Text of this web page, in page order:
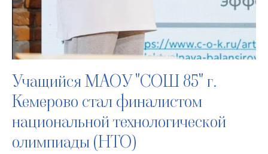
Учащийся МАОУ "СОШ 85" г.
Кемерово стал финалистом
национальной технологической
олимпиады (НТО)